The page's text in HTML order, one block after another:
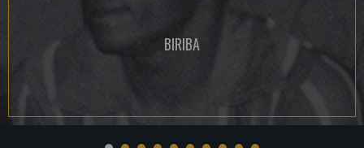
BIRIBA